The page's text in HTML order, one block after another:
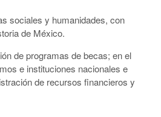
sociales y humanidades, con
de México.
de programas de becas; en el
e instituciones nacionales e
de recursos financieros y